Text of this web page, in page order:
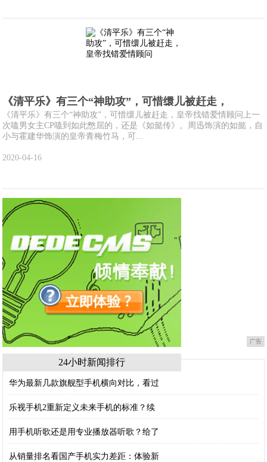
《清平乐》有三个“神助攻”，可惜缳儿被赶走，
《清平乐》有三个“神助攻”，可惜缳儿被赶走，皇帝找错爱情顾问上一
次嗑男女主CP嗑到如此憋屈的，还是《如懿传》。周迅饰演的如懿，自
小与霍建华饰演的皇帝青梅竹马，可...
2020-04-16
广告
24小时新闻排行
华为最新几款旗舰型手机横向对比，看过
乐视手机2重新定义未来手机的标准？续
用手机听歌还是用专业播放器听歌？给了
从销量排名看国产手机实力差距：体验新